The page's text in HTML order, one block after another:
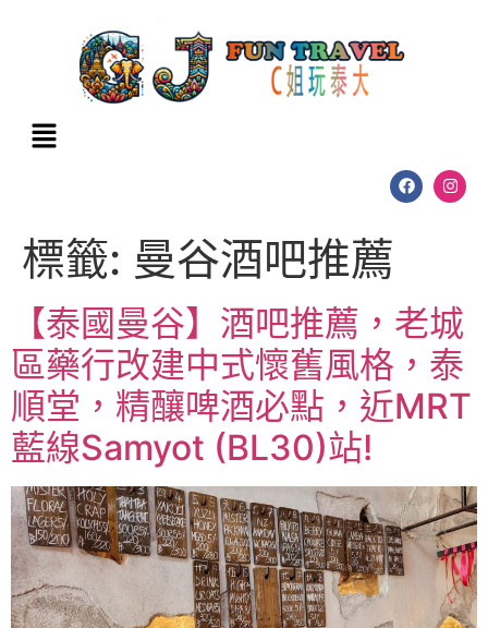
標籤: 曼谷酒吧推薦
【泰國曼谷】酒吧推薦，老城
區藥行改建中式懷舊風格，泰
順堂，精釀啤酒必點，近MRT
藍線Samyot (BL30)站!